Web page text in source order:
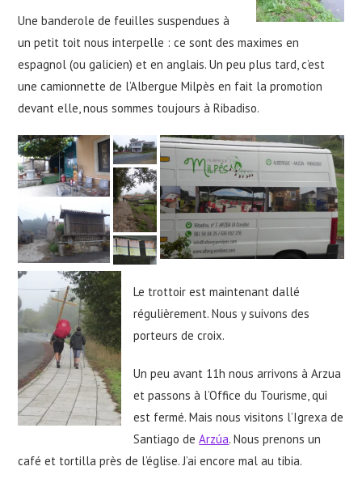
Une banderole de feuilles suspendues à
un petit toit nous interpelle : ce sont des maximes en
espagnol (ou galicien) et en anglais. Un peu plus tard, c’est
une camionnette de l’Albergue Milpès en fait la promotion
devant elle, nous sommes toujours à Ribadiso.
Le trottoir est maintenant dallé
régulièrement. Nous y suivons des
porteurs de croix.
Un peu avant 11h nous arrivons à Arzua
et passons à l’Office du Tourisme, qui
est fermé. Mais nous visitons l’Igrexa de
Santiago deArzúa. Nous prenons un
café et tortilla près de l’église. J’ai encore mal au tibia.